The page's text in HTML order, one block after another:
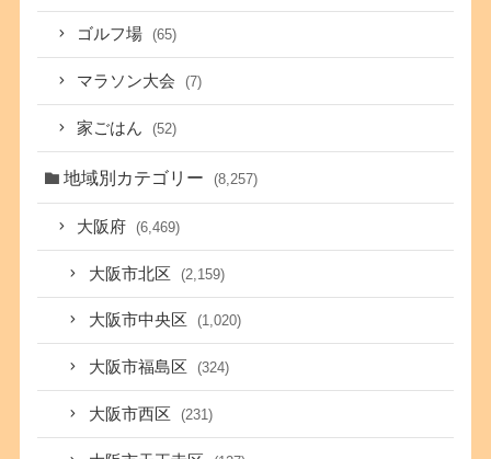
ゴルフ場 (65)
マラソン大会 (7)
家ごはん (52)
地域別カテゴリー (8,257)
大阪府 (6,469)
大阪市北区 (2,159)
大阪市中央区 (1,020)
大阪市福島区 (324)
大阪市西区 (231)